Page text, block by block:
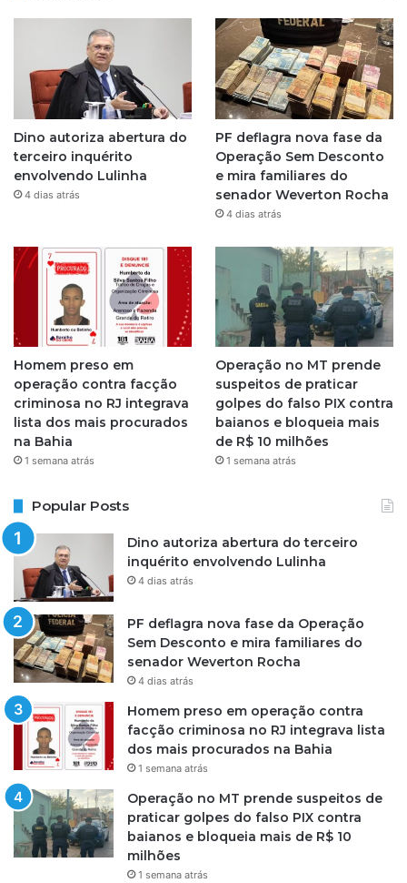
t
a
g
r
a
m
Dino autoriza abertura do
terceiro inquérito
envolvendo Lulinha
4 dias atrás
PF deflagra nova fase da
Operação Sem Desconto
e mira familiares do
senador Weverton Rocha
4 dias atrás
Homem preso em
operação contra facção
criminosa no RJ integrava
lista dos mais procurados
na Bahia
1 semana atrás
Operação no MT prende
suspeitos de praticar
golpes do falso PIX contra
baianos e bloqueia mais
de R$ 10 milhões
1 semana atrás
Popular Posts
Dino autoriza abertura do terceiro
inquérito envolvendo Lulinha
4 dias atrás
PF deflagra nova fase da Operação
Sem Desconto e mira familiares do
senador Weverton Rocha
4 dias atrás
Homem preso em operação contra
facção criminosa no RJ integrava lista
dos mais procurados na Bahia
1 semana atrás
Operação no MT prende suspeitos de
praticar golpes do falso PIX contra
baianos e bloqueia mais de R$ 10
milhões
1 semana atrás